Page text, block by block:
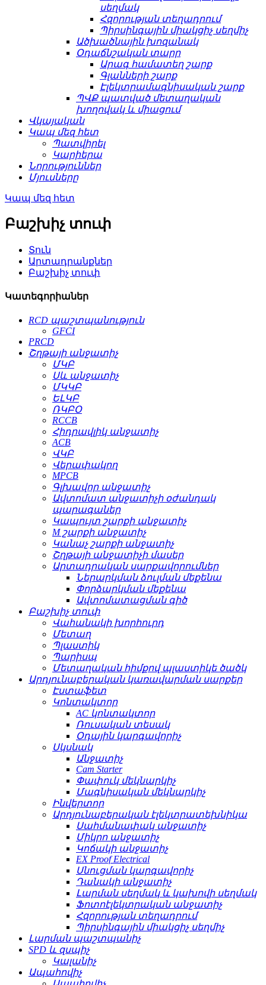
սեղմակ
Հզորության տեղադրում
Պիրսինգային միակցիչ սեղմիչ
Ածխածնային խոզանակ
Օդաճնշական տարր
Արագ համատեղ շարք
Գլանների շարք
Էլեկտրամագնիսական շարք
ՊՎՔ պատված մետաղական
խողովակ և միացում
Վկայական
Կապ մեզ հետ
Պատվիրել
Կարիերա
Նորություններ
Մյուսները
Կապ մեզ հետ
Բաշխիչ տուփ
Տուն
Արտադրանքներ
Բաշխիչ տուփ
Կատեգորիաներ
RCD պաշտպանություն
GFCI
PRCD
Շղթայի անջատիչ
ՄԿԲ
Սև անջատիչ
ՄԿԿԲ
ԵԼԿԲ
ՌԿԲՕ
RCCB
Հիդրավլիկ անջատիչ
ACB
ՎԿԲ
Վերափակող
MPCB
Գլխավոր անջատիչ
Ավտոմատ անջատիչի օժանդակ
պարագաներ
Կապույտ շարքի անջատիչ
M շարքի անջատիչ
Կանաչ շարքի անջատիչ
Շղթայի անջատիչի մասեր
Արտադրական սարքավորումներ
Ներարկման ձուլման մեքենա
Փորձարկման մեքենա
Ավտոմատացման գիծ
Բաշխիչ տուփ
Վահանակի խորհուրդ
Մետաղ
Պլաստիկ
Պարիսպ
Մետաղական հիմքով պլաստիկե ծածկ
Արդյունաբերական կառավարման սարքեր
Էստաֆետ
Կոնտակտոր
AC կոնտակտոր
Ռուսական տեսակ
Օդային կարգավորիչ
Սկսնակ
Անջատիչ
Cam Starter
Փափուկ մեկնարկիչ
Մագնիսական մեկնարկիչ
Ինվերտոր
Արդյունաբերական էլեկտրատեխնիկա
Սահմանափակ անջատիչ
Միկրո անջատիչ
Կոճակի անջատիչ
EX Proof Electrical
Սնուցման կարգավորիչ
Դանակի անջատիչ
Լարման սեղմակ և կախովի սեղմակ
Ֆոտոէլեկտրական անջատիչ
Հզորության տեղադրում
Պիրսինգային միակցիչ սեղմիչ
Լարման պաշտպանիչ
SPD և զսպիչ
Կալանիչ
Ապահովիչ